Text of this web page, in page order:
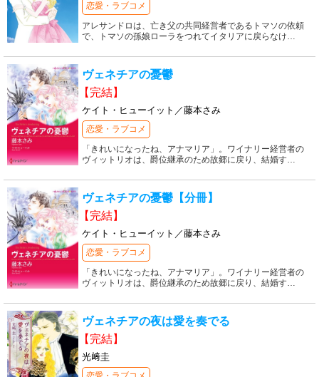
恋愛・ラブコメ
アレサンドロは、亡き父の共同経営者であるトマソの依頼
で、トマソの孫娘ローラをつれてイタリアに戻らなけ…
ヴェネチアの憂鬱
【完結】
ケイト・ヒューイット／藤本さみ
恋愛・ラブコメ
「きれいになったね、アナマリア」。ワイナリー経営者の
ヴィットリオは、爵位継承のため故郷に戻り、結婚す…
ヴェネチアの憂鬱【分冊】
【完結】
ケイト・ヒューイット／藤本さみ
恋愛・ラブコメ
「きれいになったね、アナマリア」。ワイナリー経営者の
ヴィットリオは、爵位継承のため故郷に戻り、結婚す…
ヴェネチアの夜は愛を奏でる
【完結】
光﨑圭